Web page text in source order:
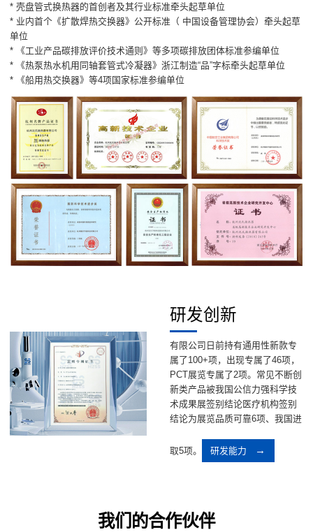
* 壳盘管式换热器的首创者及其行业标准牵头起草单位
* 业内首个《扩散焊热交换器》公开标准（ 中国设备管理协会）牵头起草
单位
* 《工业产品碳排放评价技术通则》等多项碳排放团体标准参编单位
* 《热泵热水机用同轴套管式冷凝器》浙江制造“品”字标牵头起草单位
* 《船用热交换器》等4项国家标准参编单位
研发创新
有限公司日前持有通用性新款专
属了100+项，出现专属了46项，
PCT展览专属了2项。常见不断创
新类产品被我国公信力强科学技
术成果展签别结论医疗机构签别
结论为展览品质可靠6项、我国进
取5项。 研发能力
我们的合作伙伴